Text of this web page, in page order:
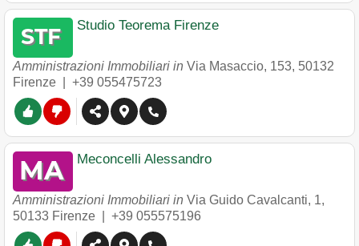
Studio Teorema Firenze
Amministrazioni Immobiliari in Via Masaccio, 153, 50132
Firenze
+39 055475723
Meconcelli Alessandro
Amministrazioni Immobiliari in Via Guido Cavalcanti, 1,
50133 Firenze +39 055575196